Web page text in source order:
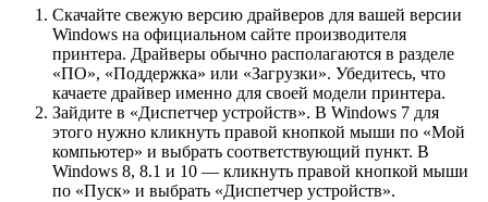
Скачайте свежую версию драйверов для вашей версии
Windows на официальном сайте производителя
принтера. Драйверы обычно располагаются в разделе
«ПО», «Поддержка» или «Загрузки». Убедитесь, что
качаете драйвер именно для своей модели принтера.
Зайдите в «Диспетчер устройств». В Windows 7 для
этого нужно кликнуть правой кнопкой мыши по «Мой
компьютер» и выбрать соответствующий пункт. В
Windows 8, 8.1 и 10 — кликнуть правой кнопкой мыши
по «Пуск» и выбрать «Диспетчер устройств».